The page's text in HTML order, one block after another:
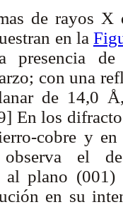
de rayos
en la
presencia
con una
de 14,0
En los
cobre y
el
al plano
en su